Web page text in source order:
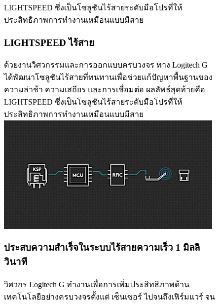
LIGHTSPEED ซึ่งเป็นโซลูชันไร้สายระดับมือโปรที่ให้
ประสิทธิภาพการทำงานเหมือนแบบมีสาย
LIGHTSPEED ไร้สาย
ด้วยงานวิศวกรรมและการออกแบบครบวงจร ทาง Logitech G
ได้พัฒนาโซลูชันไร้สายที่ทนทานเพื่อช่วยแก้ปัญหาพื้นฐานของ
ความล่าช้า ความเสถียร และการเชื่อมต่อ ผลลัพธ์สุดท้ายคือ
LIGHTSPEED ซึ่งเป็นโซลูชันไร้สายระดับมือโปรที่ให้
ประสิทธิภาพการทำงานเหมือนแบบมีสาย
ประสบความสำเร็จในระบบไร้สายความเร็ว 1 มิลลิ
วินาที
วิศวกร Logitech G ทำงานเพื่อการเพิ่มประสิทธิภาพด้าน
เทคโนโลยีอย่างครบวงจรตั้งแต่ เซ็นเซอร์ ไปจนถึงเฟิร์มแวร์ จน